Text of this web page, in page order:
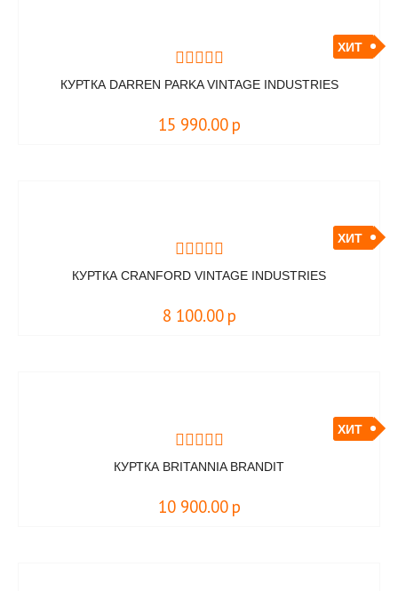
ХИТ
КУРТКА DARREN PARKA VINTAGE INDUSTRIES
15 990.00 р
ХИТ
КУРТКА CRANFORD VINTAGE INDUSTRIES
8 100.00 р
ХИТ
КУРТКА BRITANNIA BRANDIT
10 900.00 р